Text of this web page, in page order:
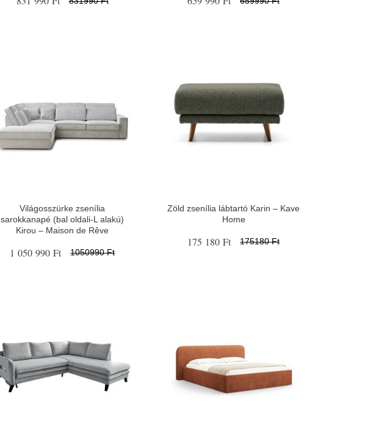
Világosszürke zsenília
sarokkanapé (bal oldali-L alakú)
Kirou – Maison de Rêve
1 050 990 Ft 1050990 Ft
Zöld zsenília lábtartó Karin – Kave
Home
175 180 Ft 175180 Ft